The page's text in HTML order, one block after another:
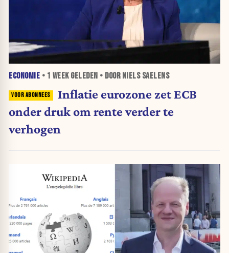
ECONOMIE • 1 WEEKGELEDEN • DOOR NIELS SAELENS
Inflatie eurozone zet ECB
onder druk om rente verder te
verhogen